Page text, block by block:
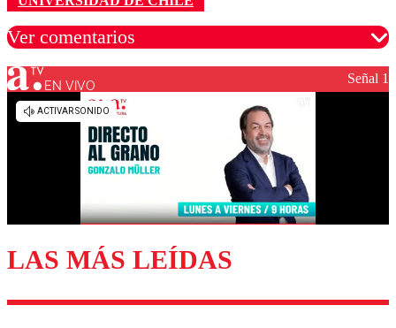
Ver comentarios
Los comentarios son moderados para garantizar un
diálogo respetuoso.
Enviar comentario
EN VIVO Señal 1
LAS MÁS LEÍDAS